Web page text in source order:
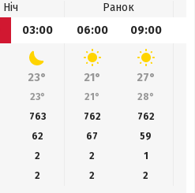
Ніч
Ранок
03:00 06:00 09:00
23° 21° 27°
23° 21° 28°
763 762 762
62 67 59
2 2
1
2 2 2